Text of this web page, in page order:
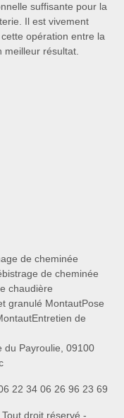
suffisante pour la
Il est vivement
opération entre la
meilleur résultat.
de cheminée
de cheminée
chaudière
granulé MontautPose
Entretien de
du Payroulie, 09100
22 34 06 26 96 23 69
droit réservé -